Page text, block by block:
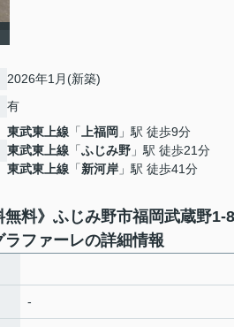
2026年1月(新築)
有
東武東上線 「 上福岡 」駅 徒歩9分
東武東上線 「ふじみ野 」駅 徒歩21分
東武東上線 「新河岸 」駅 徒歩41分
無料》ふじみ野市福岡武蔵野1-
ファーレの詳細情報
-